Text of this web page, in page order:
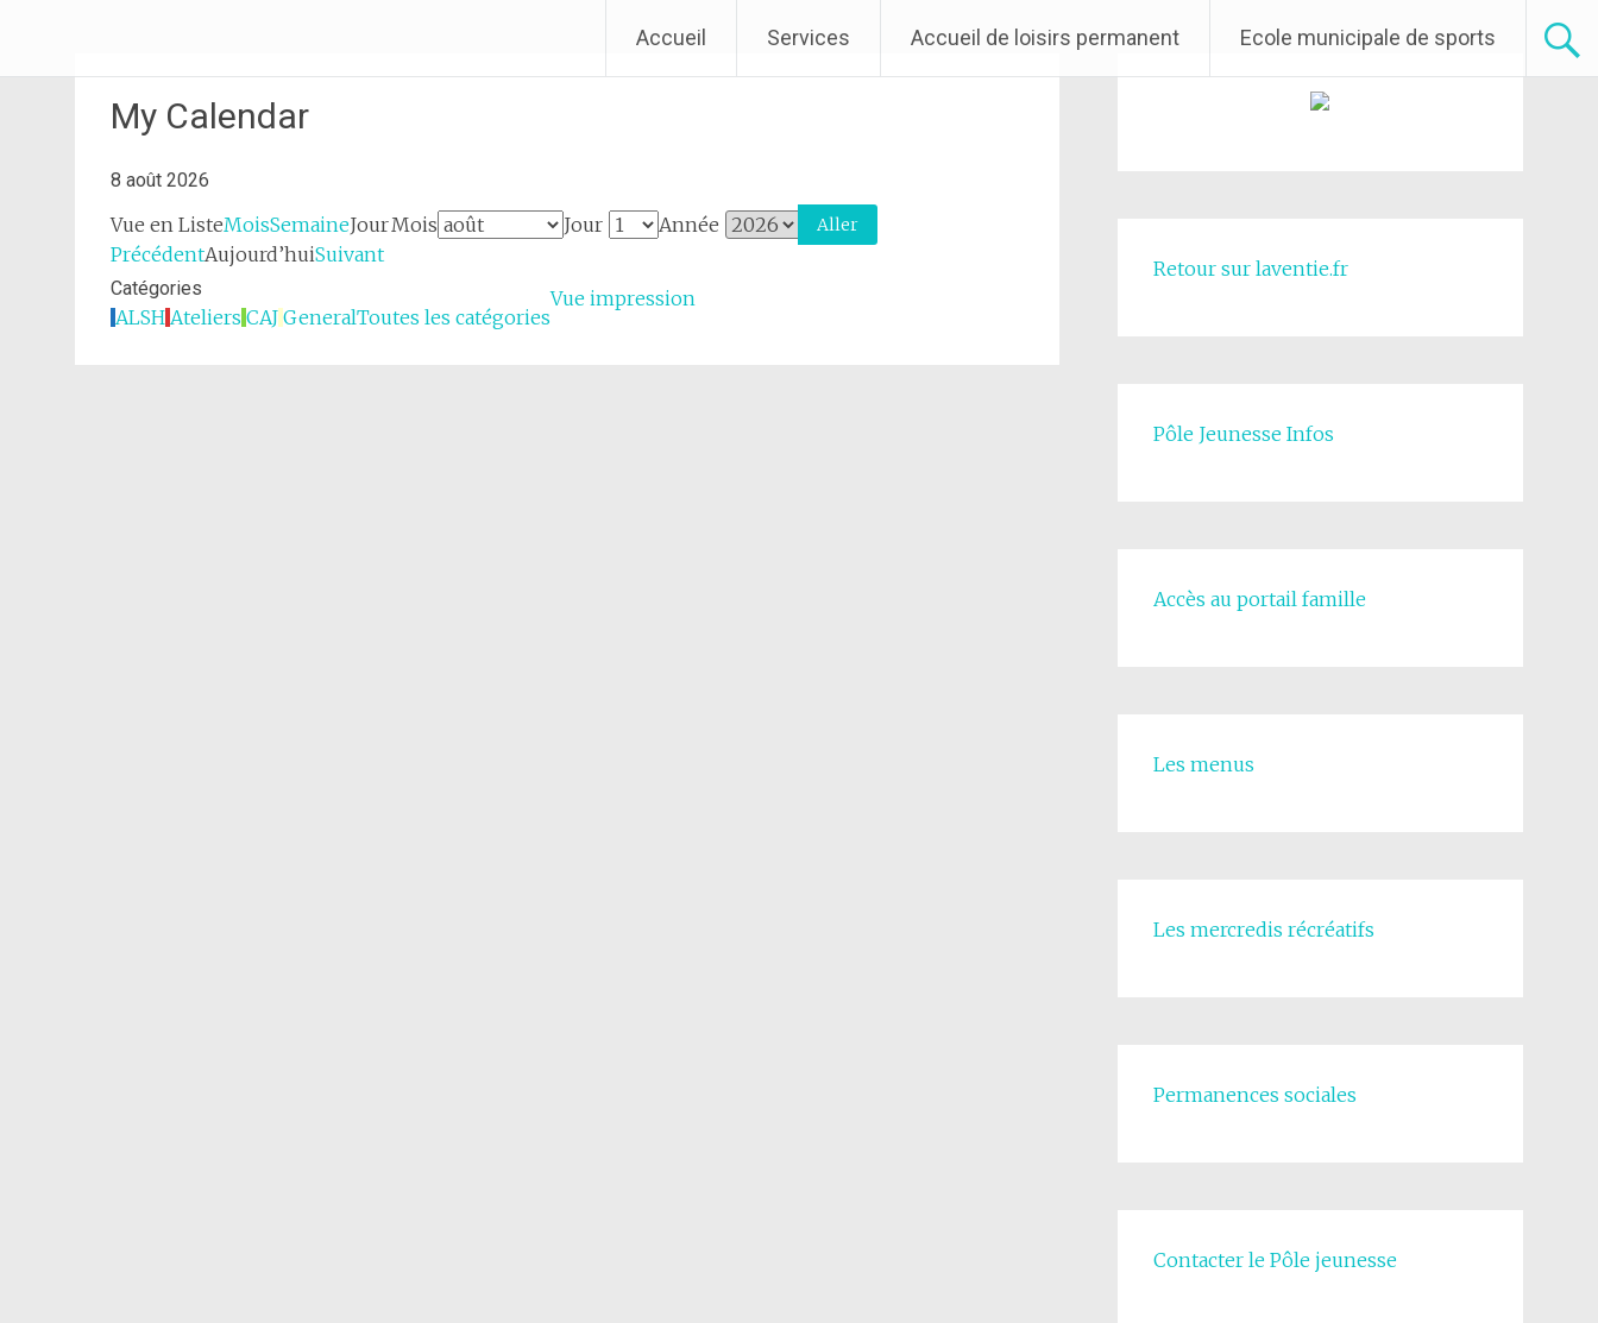
contenu
Accueil Services Accueil de loisirs permanent Ecole municipale de sports
My Calendar
8 août 2026
Vue en ListeMoisSemaineJourMois Jour
Année
PrécédentAujourd’huiSuivant
Catégories
ALSH Ateliers CAJ GeneralToutes les catégories
Vue impression
Retour sur laventie.fr
Pôle Jeunesse Infos
Accès au portail famille
Les menus
Les mercredis récréatifs
Permanences sociales
Contacter le Pôle jeunesse